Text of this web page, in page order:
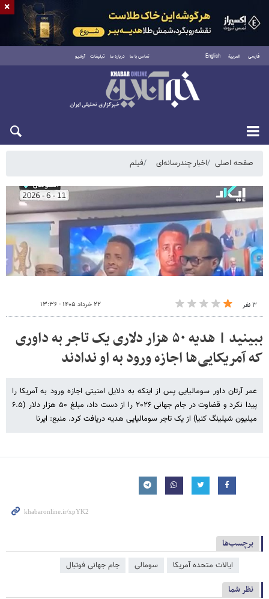
فارسی العربية English تماس با ما درباره ما تبلیغات آرشیو
شنبه ۱۷ مرداد ۱۴۰۵
صفحه اصلی اخبار چندرسانه‌ای فیلم
۳ نفر ۲۲ خرداد ۱۴۰۵ - ۱۳:۳۶
ببینید | هدیه ۵۰ هزار دلاری یک تاجر به داوری
که آمریکایی‎‌ها اجازه ورود به او ندادند
عمر آرتان داور سومالیایی پس از اینکه به دلایل امنیتی اجازه ورود به آمریکا را
پیدا نکرد و قضاوت در جام جهانی ۲۰۲۶ را از دست داد، مبلغ ۵۰ هزار دلار (۶.۵
میلیون شیلینگ کنیا) از یک تاجر سومالیایی هدیه دریافت کرد. منبع: ایرنا
برچسب‌ها
ایالات متحده آمریکا سومالی جام جهانی فوتبال
نظر شما
×